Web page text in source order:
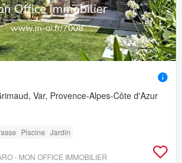
Var, Provence-Alpes-Côte d'Azur
Piscine Jardin
- MON OFFICE IMMOBILIER